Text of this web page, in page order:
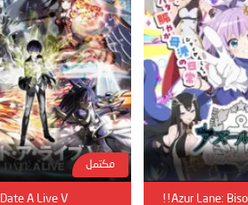
Azur Lane:
مكتمل
Date A Live V